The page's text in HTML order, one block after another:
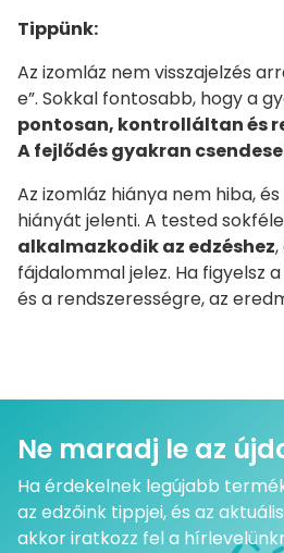
Tippünk:
Az izomláz nem visszajelzés
e”. Sokkal fontosabb, hogy a
pontosan, kontrolláltan és
A fejlődés gyakran
Az izomláz hiánya nem hiba,
hiányát jelenti. A tested
alkalmazkodik az edzéshez
fájdalommal jelez. Ha figyelsz
és a rendszerességre, az
Ne maradj le az
Ha érdekelnek legújabb
az edzőink tippjei, és az
akkor iratkozz fel a